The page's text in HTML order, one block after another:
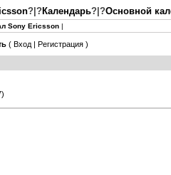
?|? Календарь?|?Основной
Sony Ericsson |
( Вход | Регистрация )